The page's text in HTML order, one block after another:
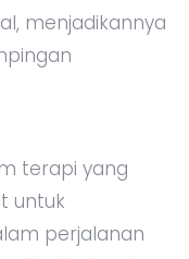
menjadikannya
terapi yang
untuk
perjalanan